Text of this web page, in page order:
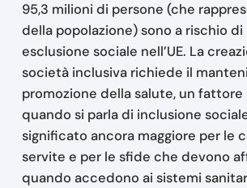
95,3 milioni di persone (che
della popolazione) sono a rischio
esclusione sociale nell’UE. La
società inclusiva richiede il
promozione della salute, un fattore
quando si parla di inclusione
significato ancora maggiore per le
servite e per le sfide che devono
quando accedono ai sistemi